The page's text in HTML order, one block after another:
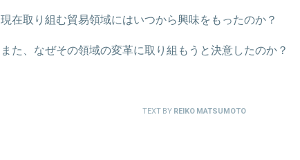
現在取り組む貿易領域にはいつから興味をもったのか？
また、なぜその領域の変革に取り組もうと決意したのか？
TEXT BYREIKO MATSUMOTO